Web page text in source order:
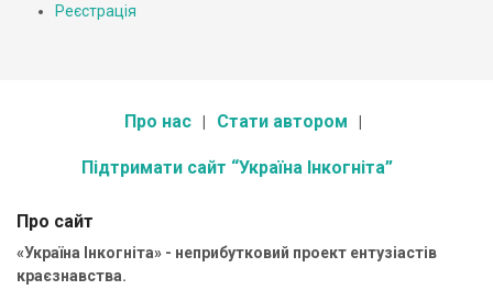
Реєстрація
Про нас Стати автором
Підтримати сайт “Україна Інкогніта”
Про сайт
«Україна Інкогніта» - неприбутковий проект ентузіастів
краєзнавства.